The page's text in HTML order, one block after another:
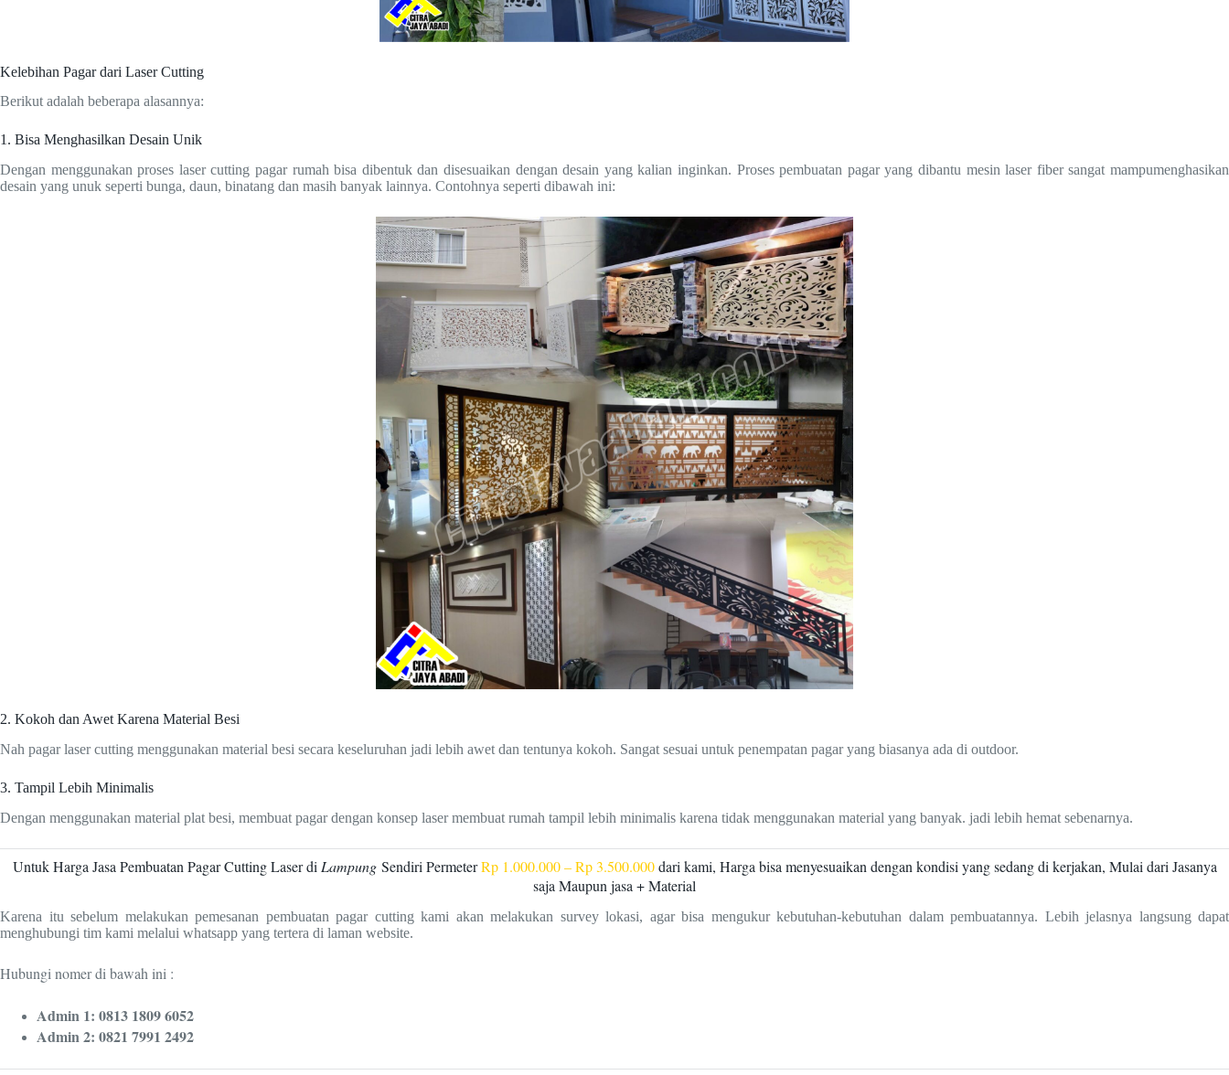
Kelebihan Pagar dari Laser Cutting
Berikut adalah beberapa alasannya:
1. Bisa Menghasilkan Desain Unik
Dengan menggunakan proses laser cutting pagar rumah bisa dibentuk dan disesuaikan dengan desain yang kalian inginkan. Proses pembuatan pagar yang dibantu mesin laser fiber sangat mampumenghasikan
desain yang unuk seperti bunga, daun, binatang dan masih banyak lainnya. Contohnya seperti dibawah ini:
2. Kokoh dan Awet Karena Material Besi
Nah pagar laser cutting menggunakan material besi secara keseluruhan jadi lebih awet dan tentunya kokoh. Sangat sesuai untuk penempatan pagar yang biasanya ada di outdoor.
3. Tampil Lebih Minimalis
Dengan menggunakan material plat besi, membuat pagar dengan konsep laser membuat rumah tampil lebih minimalis karena tidak menggunakan material yang banyak. jadi lebih hemat sebenarnya.
Untuk Harga Jasa Pembuatan Pagar Cutting Laser di Lampung Sendiri PermeterRp 1.000.000 – Rp 3.500.000dari kami, Harga bisa menyesuaikan dengan kondisi yang sedang di kerjakan, Mulai dari Jasanya
saja Maupun jasa + Material
Karena itu sebelum melakukan pemesanan pembuatan pagar cutting kami akan melakukan survey lokasi, agar bisa mengukur kebutuhan-kebutuhan dalam pembuatannya. Lebih jelasnya langsung dapat
menghubungi tim kami melalui whatsapp yang tertera di laman website.
Hubungi nomer di bawah ini :
Admin 1: 0813 1809 6052
Admin 2: 0821 7991 2492